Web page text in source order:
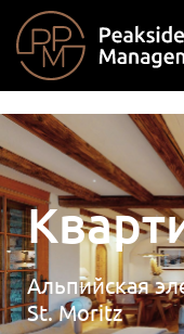
Альпийская
St. Moritz